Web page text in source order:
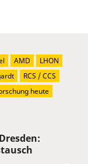
AMD
LHON
RCS / CCS
heute